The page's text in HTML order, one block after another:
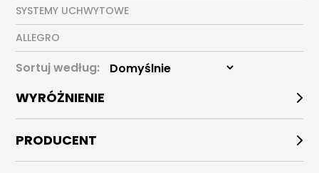
SYSTEMY UCHWYTOWE
ALLEGRO
Sortuj według:
WYRÓŻNIENIE
PRODUCENT